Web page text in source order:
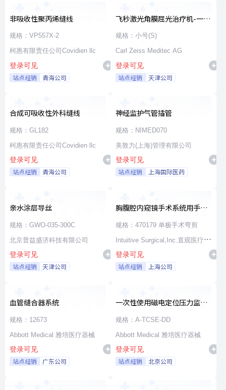
非吸收性聚丙烯缝线
规格：VP557X-2
柯惠有限责任公司Covidien llc
登录可见
站点经销 青海公司
飞秒激光角膜屈光治疗机-一次
性使用无菌治疗包
规格：小号(S)
Carl Zeiss Meditec AG
登录可见
站点经销 天津公司
合成可吸收性外科缝线
规格：GL182
柯惠有限责任公司Covidien llc
登录可见
站点经销 青海公司
神经监护气管插管
规格：NIMED070
美敦力(上海)管理有限公司
登录可见
站点经销 上海国际医药
亲水涂层导丝
规格：GWO-035-300C
北京普益盛济科技有限公司
登录可见
站点经销 天津公司
胸腹腔内窥镜手术系统用手术
器械
规格：470179 单极手术弯剪
Intuitive Surgical,Inc.直观医疗公
司
登录可见
站点经销 上海公司
血管缝合器系统
规格：12673
Abbott Medical 雅培医疗器械
登录可见
站点经销 广东公司
一次性使用磁电定位压力监测
消融导管
规格：A-TCSE-DD
Abbott Medical 雅培医疗器械
登录可见
站点经销 北京公司